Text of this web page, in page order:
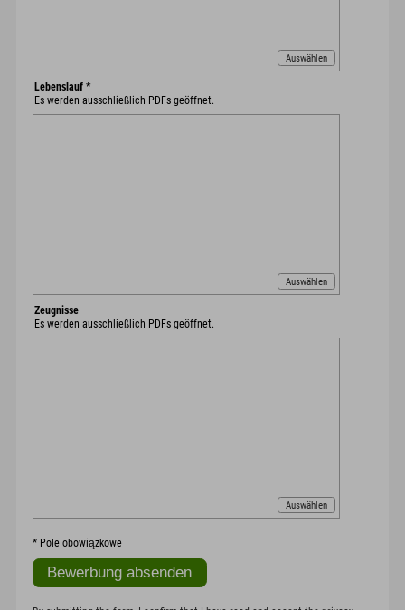
Auswählen
Lebenslauf *
Es werden ausschließlich PDFs geöffnet.
Auswählen
Zeugnisse
Es werden ausschließlich PDFs geöffnet.
Auswählen
* Pole obowiązkowe